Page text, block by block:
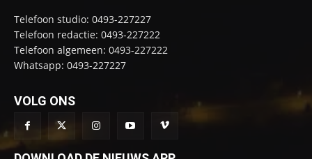
Telefoon studio: 0493-227227
Telefoon redactie: 0493-227222
Telefoon algemeen: 0493-227222
Whatsapp: 0493-227227
VOLG ONS